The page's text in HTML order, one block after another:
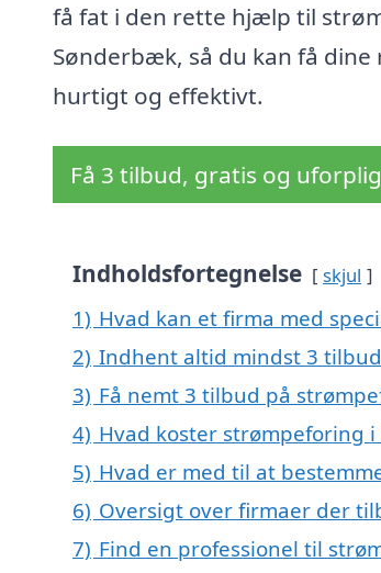
få fat i den rette hjælp til
Sønderbæk, så du kan få
hurtigt og effektivt.
Få 3 tilbud, gratis og
Indholdsfortegnelse skjul
1) Hvad kan et firma med
2) Indhent altid mindst 3
3) Få nemt 3 tilbud på
4) Hvad koster strømpeforing
5) Hvad er med til at
6) Oversigt over firmaer der
7) Find en professionel til